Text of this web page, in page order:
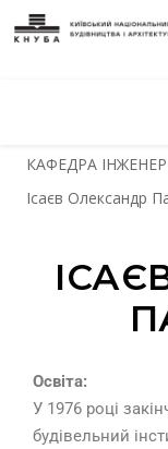
КАФЕДРА
Ісаєв Олександр
Освіта:
У 1976 році
будівельний